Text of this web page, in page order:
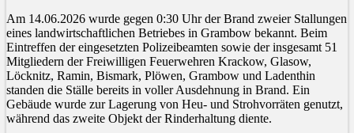
Am 14.06.2026 wurde gegen 0:30 Uhr der Brand zweier Stallungen
eines landwirtschaftlichen Betriebes in Grambow bekannt. Beim
Eintreffen der eingesetzten Polizeibeamten sowie der insgesamt 51
Mitgliedern der Freiwilligen Feuerwehren Krackow, Glasow,
Löcknitz, Ramin, Bismark, Plöwen, Grambow und Ladenthin
standen die Ställe bereits in voller Ausdehnung in Brand. Ein
Gebäude wurde zur Lagerung von Heu- und Strohvorräten genutzt,
während das zweite Objekt der Rinderhaltung diente.